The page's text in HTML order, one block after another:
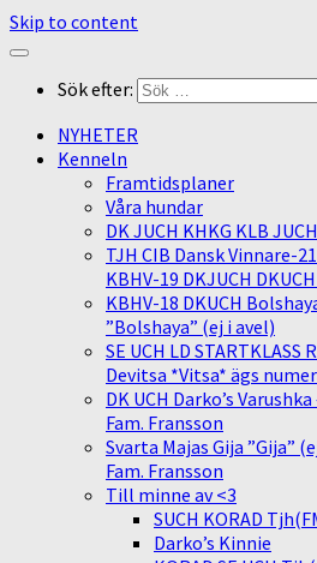
Skip to content
Sök efter:
NYHETER
Kenneln
Framtidsplaner
Våra hundar
DK JUCH KHKG KLB
TJH CIB Dansk Vinnare-
KBHV-19 DKJUCH
KBHV-18 DKUCH
”Bolshaya” (ej i avel)
SE UCH LD STARTKLASS
Devitsa *Vitsa* ägs
DK UCH Darko’s
Fam. Fransson
Svarta Majas Gija ”Gija”
Fam. Fransson
Till minne av <3
SUCH KORAD
Darko’s Kinnie